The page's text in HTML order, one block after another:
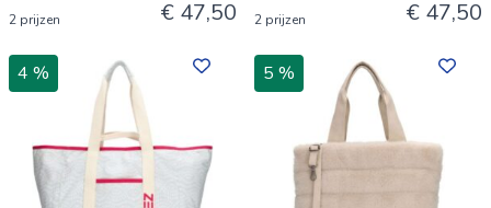
2 prijzen € 47,50 2 prijzen € 47,50
4 % 5 %